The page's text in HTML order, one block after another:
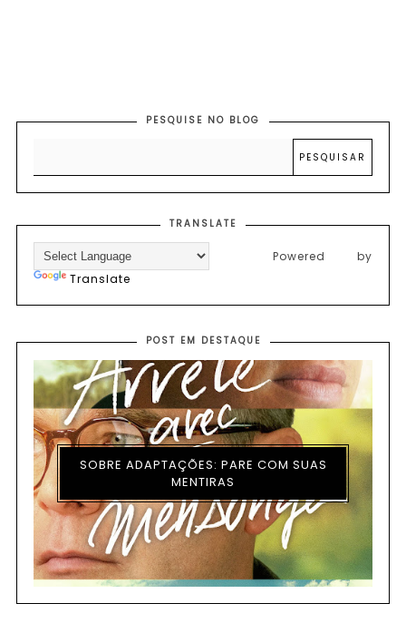
PESQUISE NO BLOG
TRANSLATE
Powered by
Translate
POST EM DESTAQUE
SOBRE ADAPTAÇÕES: PARE COM SUAS
MENTIRAS